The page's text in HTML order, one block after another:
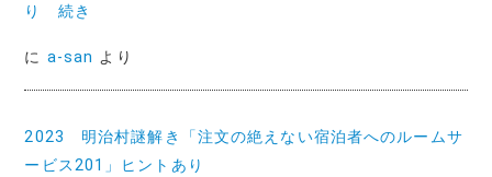
り 続き
に a-san より
2023 明治村謎解き「注文の絶えない宿泊者へのルームサ
ービス201」ヒントあり